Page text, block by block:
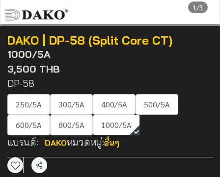
1/3
DAKO | DP-58 (Split Core CT)
1000/5A
3,500 THB
DP-58
250/5A 300/5A 400/5A
500/5A
600/5A
800/5A 1000/5A
แบรนด์: DAKOหมวดหมู่:อื่นๆ
แชร์